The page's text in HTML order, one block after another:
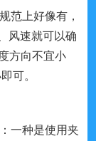
范上好像有，
风速就可以确
方向不宜小
可。
一种是使用夹